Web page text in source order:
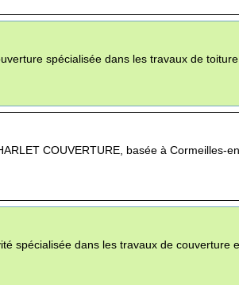
spécialisée dans les travaux de
COUVERTURE, basée à Cormeilles-
spécialisée dans les travaux de couverture